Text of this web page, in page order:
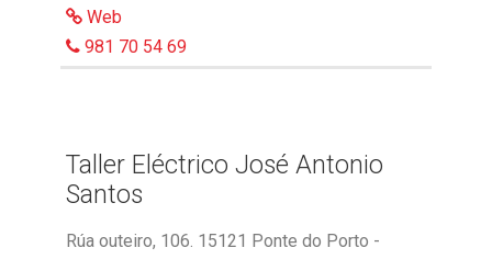
Web
981 70 54 69
Taller Eléctrico José Antonio
Santos
Rúa outeiro, 106. 15121 Ponte do Porto -